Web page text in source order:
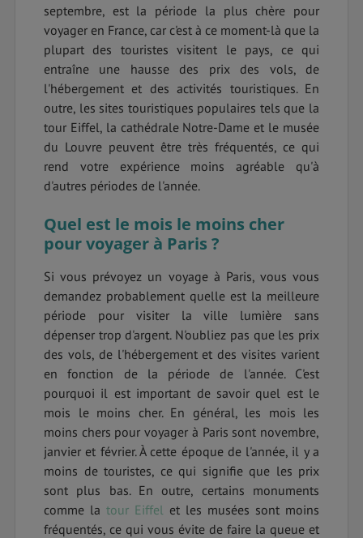
septembre, est la période la plus chère pour
voyager en France, car c'est à ce moment-là que la
plupart des touristes visitent le pays, ce qui
entraîne une hausse des prix des vols, de
l'hébergement et des activités touristiques. En
outre, les sites touristiques populaires tels que la
tour Eiffel, la cathédrale Notre-Dame et le musée
du Louvre peuvent être très fréquentés, ce qui
rend votre expérience moins agréable qu'à
d'autres périodes de l'année.
Quel est le mois le moins cher
pour voyager à Paris ?
Si vous prévoyez un voyage à Paris, vous vous
demandez probablement quelle est la meilleure
période pour visiter la ville lumière sans
dépenser trop d'argent. N'oubliez pas que les prix
des vols, de l'hébergement et des visites varient
en fonction de la période de l'année. C'est
pourquoi il est important de savoir quel est le
mois le moins cher. En général, les mois les
moins chers pour voyager à Paris sont novembre,
janvier et février. À cette époque de l'année, il y a
moins de touristes, ce qui signifie que les prix
sont plus bas. En outre, certains monuments
comme la tour Eiffel et les musées sont moins
fréquentés, ce qui vous évite de faire la queue et